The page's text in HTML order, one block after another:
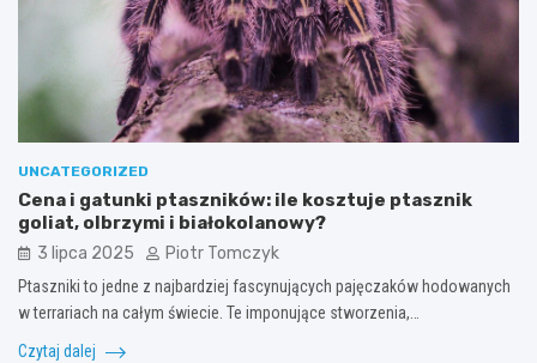
UNCATEGORIZED
Cena i gatunki ptaszników: ile kosztuje ptasznik
goliat, olbrzymi i białokolanowy?
3 lipca 2025 Piotr Tomczyk
Ptaszniki to jedne z najbardziej fascynujących pajęczaków hodowanych
w terrariach na całym świecie. Te imponujące stworzenia,…
Czytaj dalej